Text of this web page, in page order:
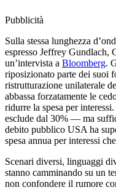
Pubblicità
Sulla stessa lunghezza
espresso Jeffrey
un’intervista a Bloomberg.
riposizionato parte dei suoi
ristrutturazione unilaterale
abbassa forzatamente le
ridurre la spesa per
esclude dal 30% — ma
debito pubblico USA ha
spesa annua per interessi
Scenari diversi, linguaggi
stanno camminando su un
non confondere il rumore